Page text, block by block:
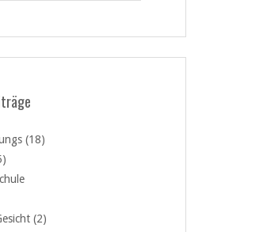
(18)
(2)